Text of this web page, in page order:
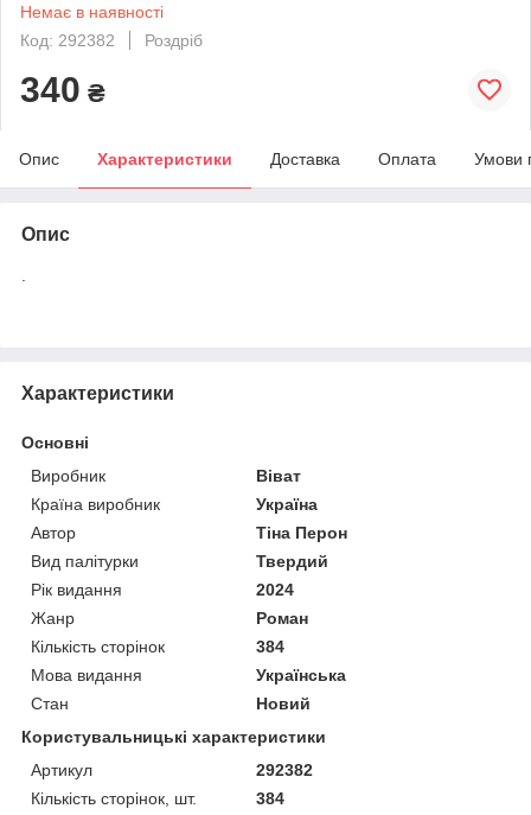
Немає в наявності
Код: 292382
Роздріб
340 ₴
Опис Характеристики Доставка Оплата Умови
Опис
Характеристики
Основні
Виробник
Віват
Країна виробник
Україна
Автор
Тіна Перон
Вид палітурки
Твердий
Рік видання
2024
Жанр
Роман
Кількість сторінок
384
Мова видання
Українська
Стан
Новий
Користувальницькі характеристики
Артикул
292382
Кількість сторінок, шт.
384